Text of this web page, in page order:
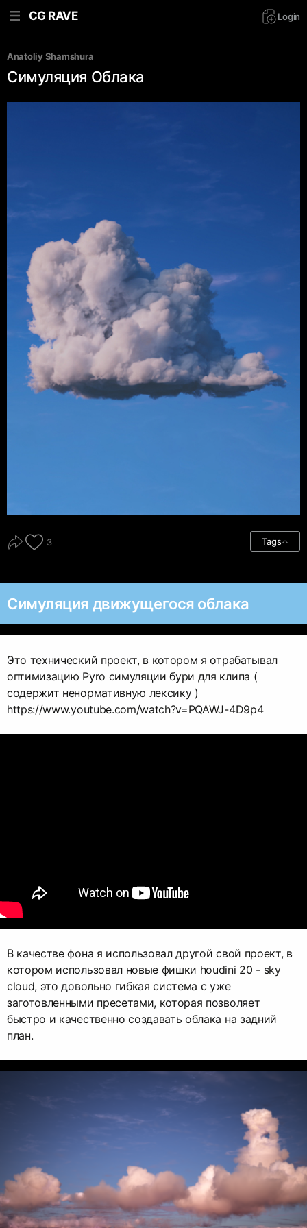
CG RAVE Login
Anatoliy Shamshura
Симуляция Облака
3 Tags
Симуляция движущегося облака
Это технический проект, в котором я отрабатывал
оптимизацию Pyro симуляции бури для клипа (
содержит ненормативную лексику )
https://www.youtube.com/watch?v=PQAWJ-4D9p4
В качестве фона я использовал другой свой проект, в
котором использовал новые фишки houdini 20 - sky
cloud, это довольно гибкая система с уже
заготовленными пресетами, которая позволяет
быстро и качественно создавать облака на задний
план.